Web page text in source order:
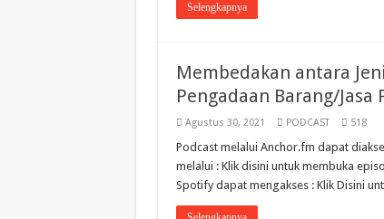
Selengkapnya
Membedakan antara
Pengadaan Barang/Jasa
Agustus 30, 2021 PODCAST 518
Podcast melalui Anchor.fm dapat
melalui : Klik disini untuk membuka
Spotify dapat mengakses : Klik Disini